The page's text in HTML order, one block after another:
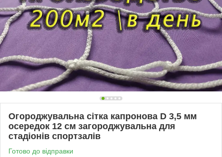
Огороджувальна сітка капронова D 3,5 мм
осередок 12 см загороджувальна для
стадіонів спортзалів
Готово до відправки